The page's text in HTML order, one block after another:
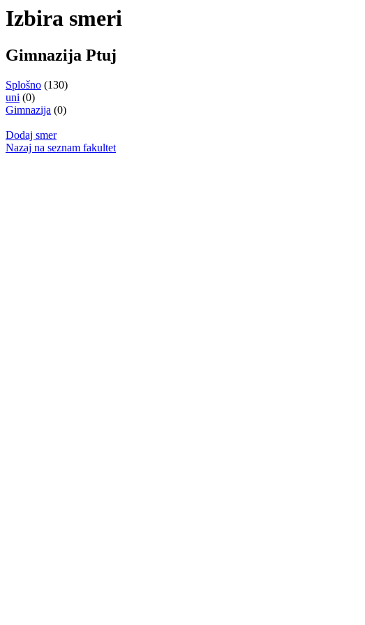
Izbira smeri
Gimnazija Ptuj
Splošno (130)
uni (0)
Gimnazija (0)
Dodaj smer
Nazaj na seznam fakultet